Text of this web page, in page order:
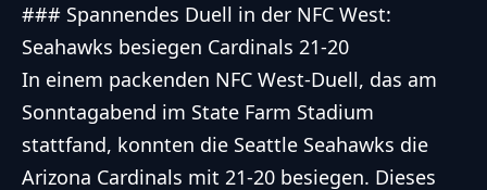
### Spannendes Duell in der NFC West:
Seahawks besiegen Cardinals 21-20
In einem packenden NFC West-Duell, das am
Sonntagabend im State Farm Stadium
stattfand, konnten die Seattle Seahawks die
Arizona Cardinals mit 21-20 besiegen. Dieses